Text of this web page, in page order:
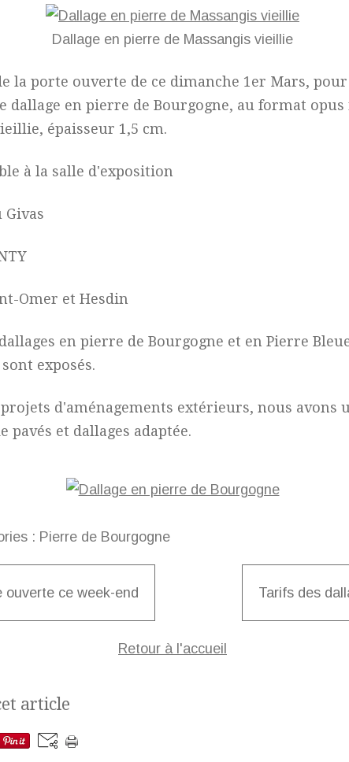
Dallage en pierre de Massangis vieillie
la porte ouverte de ce dimanche 1er Mars,
dallage en pierre de Bourgogne, au format
épaisseur 1,5 cm.
à la salle d'exposition
Givas
Omer et Hesdin
en pierre de Bourgogne et en Pierre
exposés.
d'aménagements extérieurs, nous avons
pavés et dallages adaptée.
: Pierre de Bourgogne
ouverte ce week-end Tarifs des
Retour à l'accueil
article